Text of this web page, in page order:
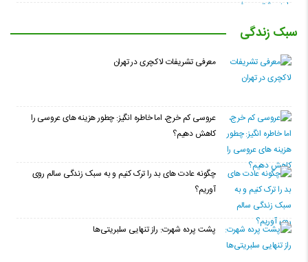
سبک زندگی
معرفی تشریفات لاکچری در تهران
عروسی کم خرج، اما خاطره انگیز: چطور هزینه های عروسی را
کاهش دهیم؟
چگونه عادت‌ های بد را ترک کنیم و به سبک زندگی سالم روی
آوریم؟
پشت پرده شهرت: راز تنهایی سلبریتی‌ها